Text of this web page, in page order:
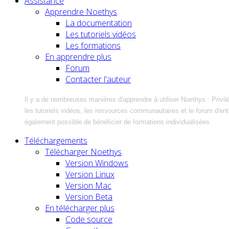
Apprendre Noethys
La documentation
Les tutoriels vidéos
Les formations
En apprendre plus
Forum
Contacter l'auteur
Il y a de nombreuses manières d'apprendre à utiliser Noethys :
les tutoriels vidéos, les ressources communautaires et le forum
également possible de bénéficier de formations individualisées.
Téléchargements
Télécharger Noethys
Version Windows
Version Linux
Version Mac
Version Beta
En télécharger plus
Code source